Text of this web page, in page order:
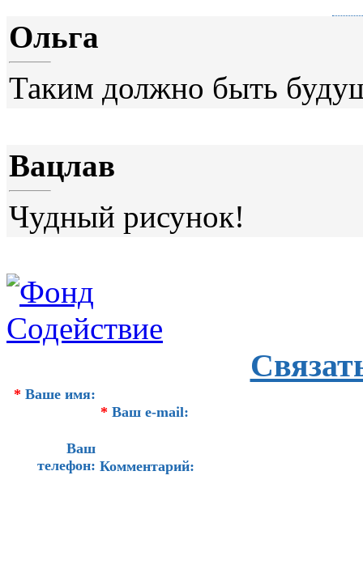
Ольга
Таким должно быть
Вацлав
Чудный рисунок!
* Ваше имя:
* Ваш e-mail:
Ваш
телефон: Комментарий: